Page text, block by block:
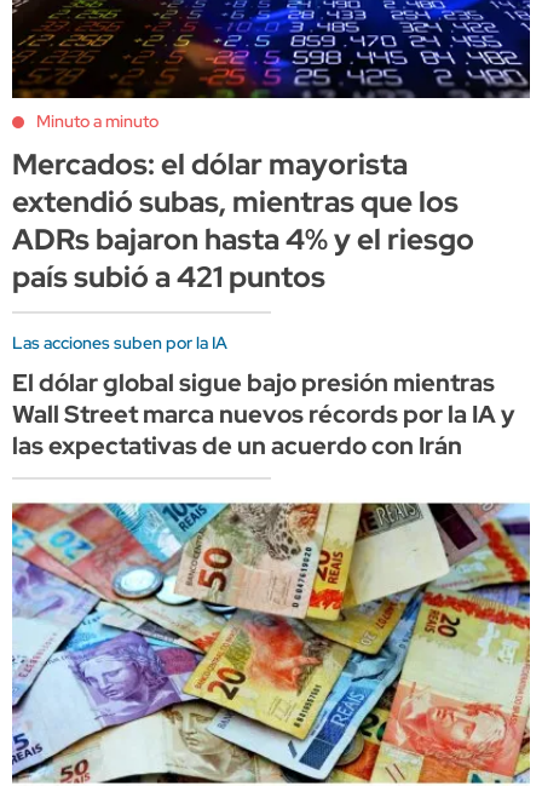
Minuto a minuto
Mercados: el dólar mayorista
extendió subas, mientras que los
ADRs bajaron hasta 4% y el riesgo
país subió a 421 puntos
Las acciones suben por la IA
El dólar global sigue bajo presión mientras
Wall Street marca nuevos récords por la IA y
las expectativas de un acuerdo con Irán